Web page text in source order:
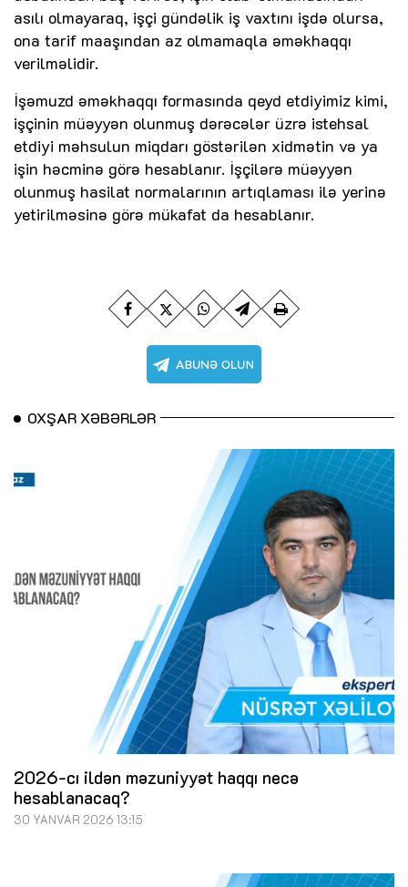
asılı olmayaraq, işçi gündəlik iş vaxtını işdə olursa,
ona tarif maaşından az olmamaqla əməkhaqqı
verilməlidir.
İşəmuzd əməkhaqqı formasında qeyd etdiyimiz kimi,
işçinin müəyyən olunmuş dərəcələr üzrə istehsal
etdiyi məhsulun miqdarı göstərilən xidmətin və ya
işin həcminə görə hesablanır. İşçilərə müəyyən
olunmuş hasilat normalarının artıqlaması ilə yerinə
yetirilməsinə görə mükafat da hesablanır.
OXŞAR XƏBƏRLƏR
2026-cı ildən məzuniyyət haqqı necə
hesablanacaq?
30 YANVAR 2026 13:15